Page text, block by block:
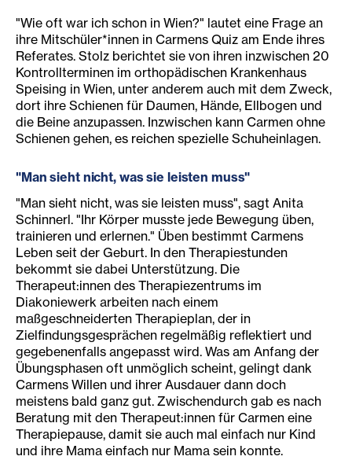
"Wie oft war ich schon in Wien?" lautet eine Frage an
ihre Mitschüler*innen in Carmens Quiz am Ende ihres
Referates. Stolz berichtet sie von ihren inzwischen 20
Kontrollterminen im orthopädischen Krankenhaus
Speising in Wien, unter anderem auch mit dem Zweck,
dort ihre Schienen für Daumen, Hände, Ellbogen und
die Beine anzupassen. Inzwischen kann Carmen ohne
Schienen gehen, es reichen spezielle Schuheinlagen.
"Man sieht nicht, was sie leisten muss"
"Man sieht nicht, was sie leisten muss", sagt Anita
Schinnerl. "Ihr Körper musste jede Bewegung üben,
trainieren und erlernen." Üben bestimmt Carmens
Leben seit der Geburt. In den Therapiestunden
bekommt sie dabei Unterstützung. Die
Therapeut:innen des Therapiezentrums im
Diakoniewerk arbeiten nach einem
maßgeschneiderten Therapieplan, der in
Zielfindungsgesprächen regelmäßig reflektiert und
gegebenenfalls angepasst wird. Was am Anfang der
Übungsphasen oft unmöglich scheint, gelingt dank
Carmens Willen und ihrer Ausdauer dann doch
meistens bald ganz gut. Zwischendurch gab es nach
Beratung mit den Therapeut:innen für Carmen eine
Therapiepause, damit sie auch mal einfach nur Kind
und ihre Mama einfach nur Mama sein konnte.